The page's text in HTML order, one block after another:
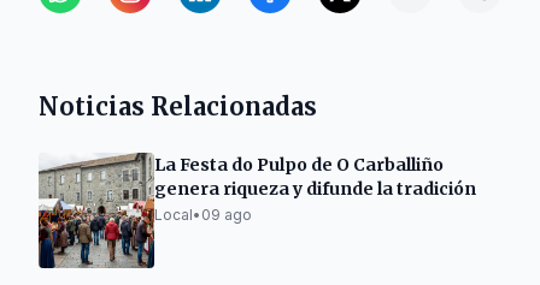
Noticias Relacionadas
La Festa do Pulpo de O Carballiño
genera riqueza y difunde la tradición
Local• 09 ago